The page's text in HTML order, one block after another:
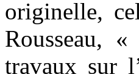
originelle,
Rousseau,
travaux sur